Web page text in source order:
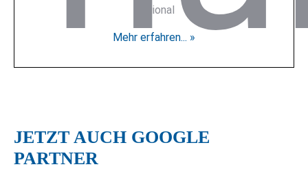
Regional
Mehr erfahren... »
JETZT AUCH GOOGLE
PARTNER